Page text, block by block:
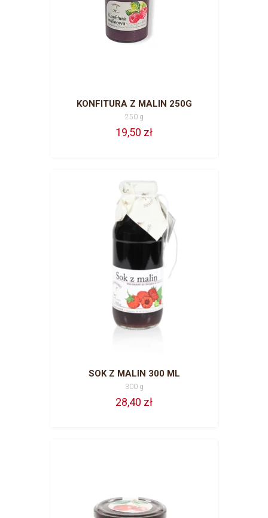
KONFITURA Z MALIN 250G
250 g
19,50 zł
SOK Z MALIN 300 ML
300 g
28,40 zł